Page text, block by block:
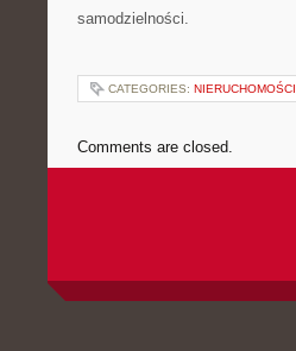
samodzielności.
CATEGORIES: NIERUCHOMOŚCI
Comments are closed.